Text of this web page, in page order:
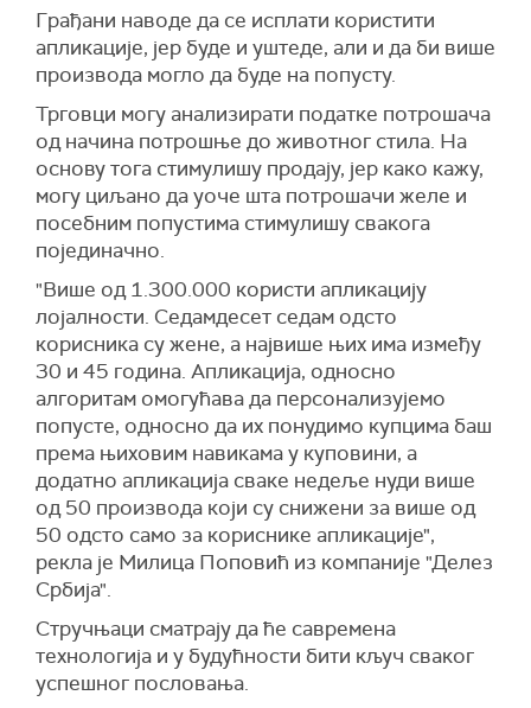
Грађани наводе да се исплати користити
апликације, јер буде и уштеде, али и да би више
производа могло да буде на попусту.
Трговци могу анализирати податке потрошача
од начина потрошње до животног стила. На
основу тога стимулишу продају, јер како кажу,
могу циљано да уоче шта потрошачи желе и
посебним попустима стимулишу свакога
појединачно.
"Више од 1.300.000 користи апликацију
лојалности. Седамдесет седам одсто
корисника су жене, а највише њих има између
30 и 45 година. Апликација, односно
алгоритам омогућава да персонализујемо
попусте, односно да их понудимо купцима баш
према њиховим навикама у куповини, а
додатно апликација сваке недеље нуди више
од 50 производа који су снижени за више од
50 одсто само за кориснике апликације",
рекла је Милица Поповић из компаније "Делез
Србија".
Стручњаци сматрају да ће савремена
технологија и у будућности бити кључ сваког
успешног пословања.